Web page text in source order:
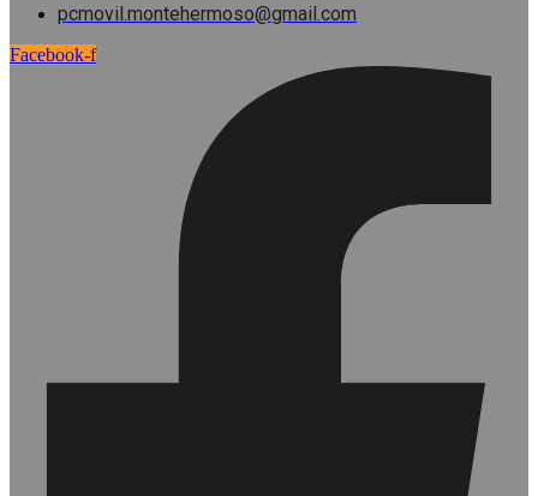
pcmovil.montehermoso@gmail.com
Facebook-f